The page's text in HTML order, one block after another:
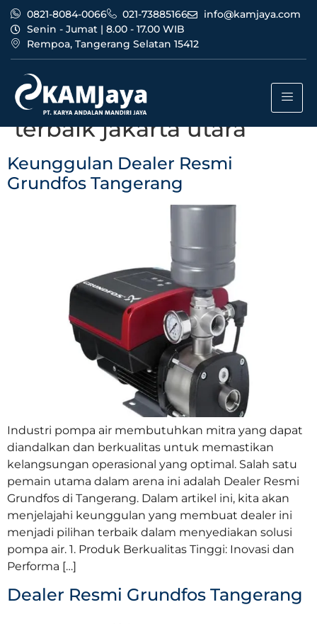
0821-8084-0066 021-73885166
info@kamjaya.com
Senin - Jumat | 8.00 - 17.00 WIB
Rempoa, Tangerang Selatan 15412
Tag:
grundfos tangerang
terbaik jakarta utara
Keunggulan Dealer Resmi
Grundfos Tangerang
Industri pompa air membutuhkan mitra yang dapat
diandalkan dan berkualitas untuk memastikan
kelangsungan operasional yang optimal. Salah satu
pemain utama dalam arena ini adalah Dealer Resmi
Grundfos di Tangerang. Dalam artikel ini, kita akan
menjelajahi keunggulan yang membuat dealer ini
menjadi pilihan terbaik dalam menyediakan solusi
pompa air. 1. Produk Berkualitas Tinggi: Inovasi dan
Performa […]
Dealer Resmi Grundfos Tangerang